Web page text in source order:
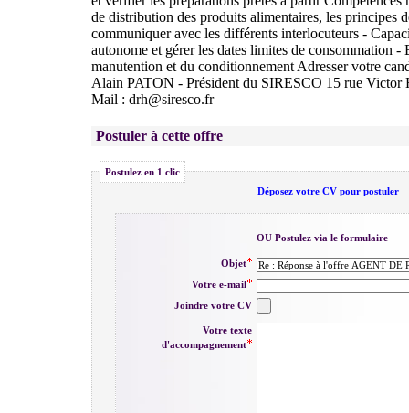
de distribution des produits alimentaires, les principes
communiquer avec les différents interlocuteurs -
autonome et gérer les dates limites de consommation -
manutention et du conditionnement Adresser votre
Alain PATON - Président du SIRESCO 15 rue Victor
Mail : drh@siresco.fr
Postuler à cette offre
Postulez en 1 clic
Déposez votre CV pour postuler
OU Postulez via le formulaire
Objet
Votre e-mail
Joindre votre CV
Votre texte
d'accompagnement